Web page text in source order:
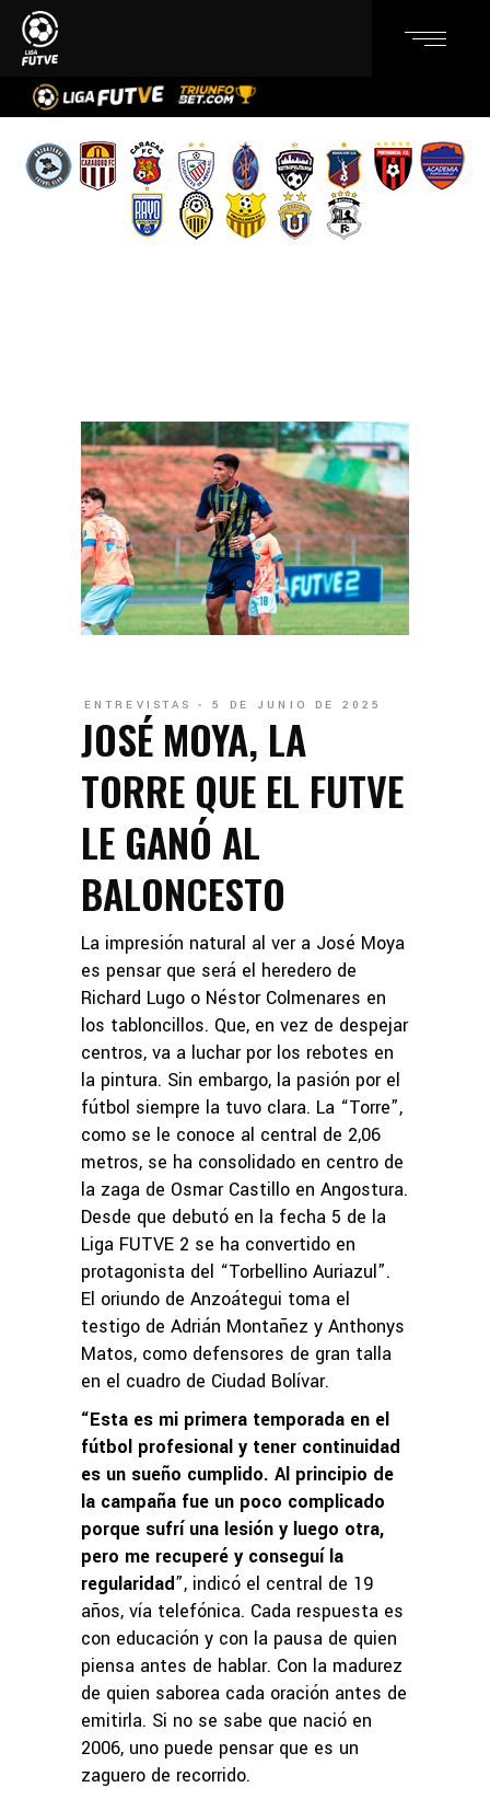
ENTREVISTAS 5 DE JUNIO DE 2025
JOSÉ MOYA, LA
TORRE QUE EL FUTVE
LE GANÓ AL
BALONCESTO
La impresión natural al ver a José Moya
es pensar que será el heredero de
Richard Lugo o Néstor Colmenares en
los tabloncillos. Que, en vez de despejar
centros, va a luchar por los rebotes en
la pintura. Sin embargo, la pasión por el
fútbol siempre la tuvo clara. La “Torre”,
como se le conoce al central de 2,06
metros, se ha consolidado en centro de
la zaga de Osmar Castillo en Angostura.
Desde que debutó en la fecha 5 de la
Liga FUTVE 2 se ha convertido en
protagonista del “Torbellino Auriazul”.
El oriundo de Anzoátegui toma el
testigo de Adrián Montañez y Anthonys
Matos, como defensores de gran talla
en el cuadro de Ciudad Bolívar.
“Esta es mi primera temporada en el
fútbol profesional y tener continuidad
es un sueño cumplido. Al principio de
la campaña fue un poco complicado
porque sufrí una lesión y luego otra,
pero me recuperé y conseguí la
regularidad”, indicó el central de 19
años, vía telefónica. Cada respuesta es
con educación y con la pausa de quien
piensa antes de hablar. Con la madurez
de quien saborea cada oración antes de
emitirla. Si no se sabe que nació en
2006, uno puede pensar que es un
zaguero de recorrido.